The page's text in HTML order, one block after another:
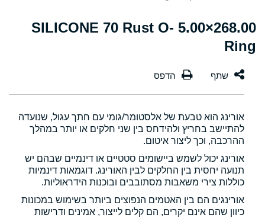
268.00×5.00 SILICONE 70 Rust O-
Ring
אורינג הוא טבעת של אלסטומר/גומי עם חתך עגול, שנועדה
להתיישב בחריץ ולהידחס בין שני חלקים או יותר במהלך
ההרכבה, וכך ליצור איטום.
אורינג יכול לשמש ביישומים סטטיים או דינמיים שבהם יש
תנועה יחסית בין החלקים לבין האורינג. דוגמאות דינמיות
כוללות צירי משאבות מסתובבים ובוכנות הידראוליות.
אורינגים הם בין האטמים הנפוצים ביותר בשימוש במכונות
כיוון שהם אינם יקרים, הם קלים לייצור, אמינים ודרישות